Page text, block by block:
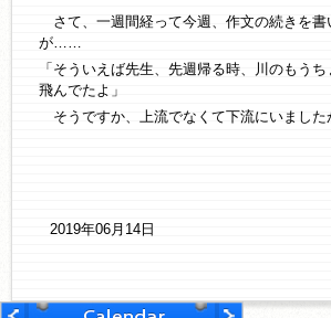
さて、一週間経って今週、作文の続きを書
が……
「そういえば先生、先週帰る時、川のもう
飛んでたよ」
そうですか、上流でなくて下流にいました
2019年06月14日